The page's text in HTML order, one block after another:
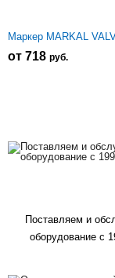
Маркер MARKAL
от 718 руб.
Поставляем и
оборудование с